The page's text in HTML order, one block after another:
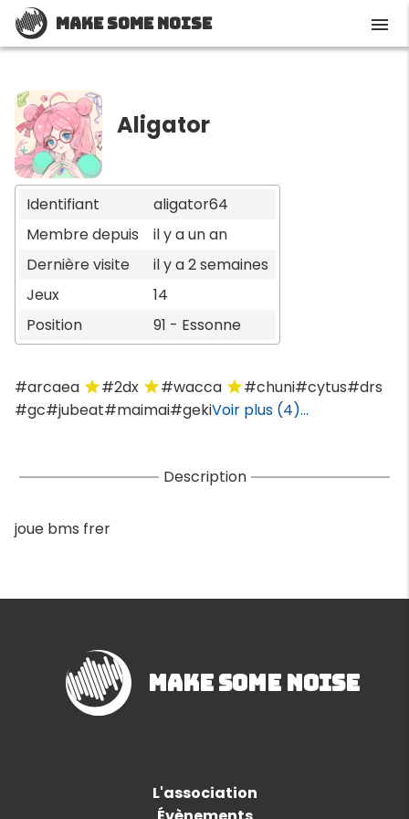
Make Some Noise menu
Aligator
Identifiant
aligator64
Membre depuis
il y a un an
Dernière visite
il y a 2 semaines
Jeux
14
Position
91 - Essonne
#arcaea star#2dx star#wacca star#chuni#cytus#drs
#gc#jubeat#maimai#gekiVoir plus (4)...
Description
joue bms frer
Make Some Noise
L'association